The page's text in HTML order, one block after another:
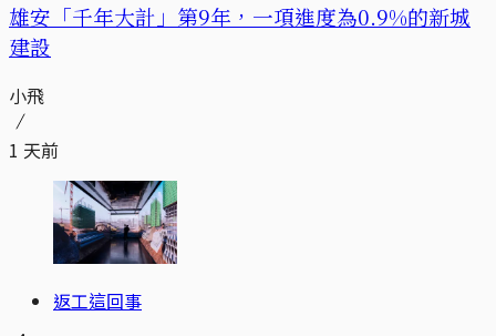
​​雄安「千年大計」第9年，一項進度為0.9%的新城
建設
小飛
1 天前
返工這回事